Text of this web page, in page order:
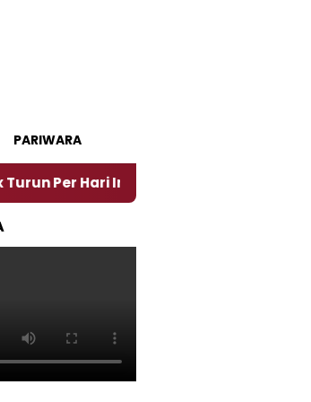
PARIWARA
Ini, Segini Harganya